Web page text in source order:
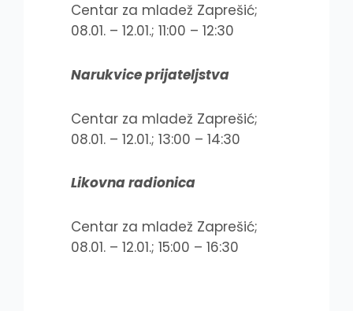
Centar za mladež Zaprešić;
08.01. – 12.01.; 11:00 – 12:30
Narukvice prijateljstva
Centar za mladež Zaprešić;
08.01. – 12.01.; 13:00 – 14:30
Likovna radionica
Centar za mladež Zaprešić;
08.01. – 12.01.; 15:00 – 16:30